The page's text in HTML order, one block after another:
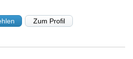
Zum Profil